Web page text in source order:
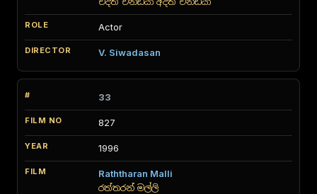
Actor
V. Siwadasan
33
827
1996
Raththaran Malli
රත්තරන් මල්ලි